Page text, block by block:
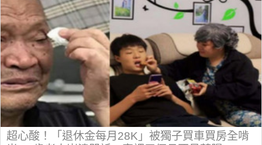
超心酸！「退休金每月28K」被獨子買車買房全啃